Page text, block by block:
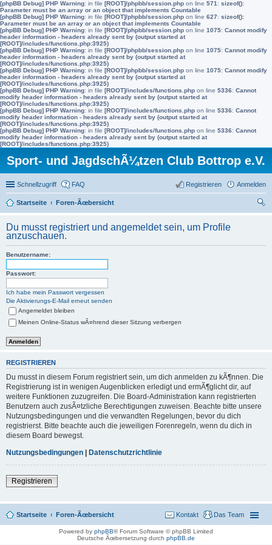
[phpBB Debug] PHP Warning: in file [ROOT]/phpbb/session.php on line 571 : sizeof():
Parameter must be an array or an object that implements Countable
[phpBB Debug] PHP Warning: in file [ROOT]/phpbb/session.php on line 627: sizeof():
Parameter must be an array or an object that implements Countable
[phpBB Debug] PHP Warning: in file [ROOT]/phpbb/session.php on line 1075: Cannot modify
header information - headers already sent by (output started at
[ROOT]/includes/functions.php:3925)
[phpBB Debug] PHP Warning: in file [ROOT]/phpbb/session.php on line 1075: Cannot modify
header information - headers already sent by (output started at
[ROOT]/includes/functions.php:3925)
[phpBB Debug] PHP Warning: in file [ROOT]/phpbb/session.php on line 1075: Cannot modify
header information - headers already sent by (output started at
[ROOT]/includes/functions.php:3925)
[phpBB Debug] PHP Warning: in file [ROOT]/includes/functions.php on line 5336: Cannot
modify header information - headers already sent by (output started at
[ROOT]/includes/functions.php:3925)
[phpBB Debug] PHP Warning: in file [ROOT]/includes/functions.php on line 5336: Cannot
modify header information - headers already sent by (output started at
[ROOT]/includes/functions.php:3925)
[phpBB Debug] PHP Warning: in file [ROOT]/includes/functions.php on line 5336: Cannot
modify header information - headers already sent by (output started at
[ROOT]/includes/functions.php:3925)
Sport- und JagdschÃ¼tzen Club Bottrop e.V.
Schnellzugriff FAQ Anmelden
Registrieren
Startseite
Foren-Ãœbersicht
Du musst registriert und angemeldet sein, um Profile
anzuschauen.
Benutzername:
Passwort:
Ich habe mein Passwort vergessen
Die Aktivierungs-E-Mail erneut senden
Angemeldet bleiben
Meinen Online-Status wÃ¤hrend dieser Sitzung verbergen
REGISTRIEREN
Du musst in diesem Forum registriert sein, um dich anmelden zu kÃ¶nnen. Die
Registrierung ist in wenigen Augenblicken erledigt und ermÃ¶glicht dir, auf
weitere Funktionen zuzugreifen. Die Board-Administration kann registrierten
Benutzern auch zusÃ¤tzliche Berechtigungen zuweisen. Beachte bitte unsere
Nutzungsbedingungen und die verwandten Regelungen, bevor du dich
registrierst. Bitte beachte auch die jeweiligen Forenregeln, wenn du dich in
diesem Board bewegst.
Nutzungsbedingungen | Datenschutzrichtlinie
Registrieren
Startseite Foren-Ãœbersicht Das Team
Kontakt
Powered by phpBB® Forum Software © phpBB Limited
Deutsche Ãœbersetzung durch phpBB.de